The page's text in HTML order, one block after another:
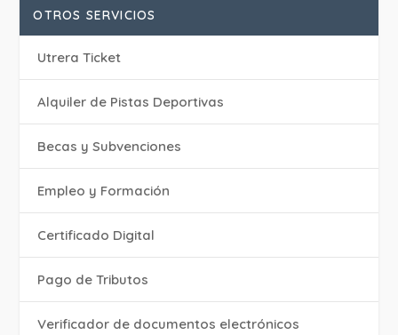
OTROS SERVICIOS
Utrera Ticket
Alquiler de Pistas Deportivas
Becas y Subvenciones
Empleo y Formación
Certificado Digital
Pago de Tributos
Verificador de documentos electrónicos